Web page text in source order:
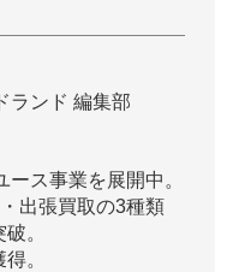
ランド 編集部
ス事業を展開中。
出張買取の3種類
。
。